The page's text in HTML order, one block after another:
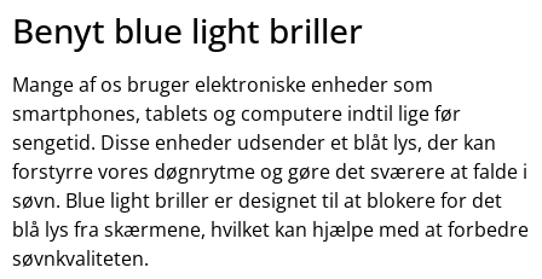
Benyt blue light briller
Mange af os bruger elektroniske enheder som
smartphones, tablets og computere indtil lige før
sengetid. Disse enheder udsender et blåt lys, der kan
forstyrre vores døgnrytme og gøre det sværere at falde i
søvn. Blue light briller er designet til at blokere for det
blå lys fra skærmene, hvilket kan hjælpe med at forbedre
søvnkvaliteten.